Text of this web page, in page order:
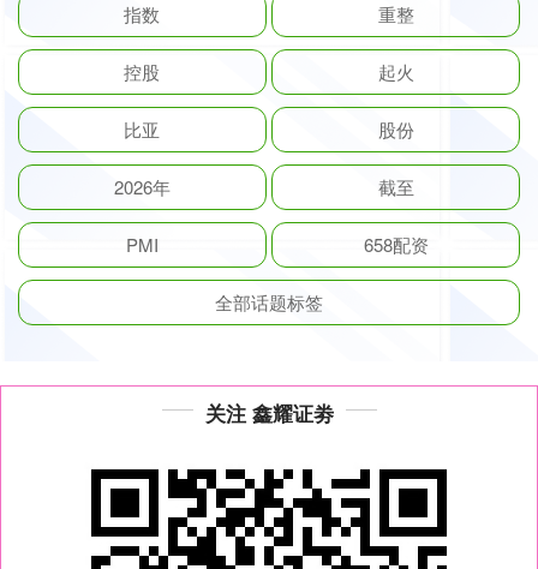
指数 重整
控股 起火
比亚 股份
2026年 截至
PMI 658配资
全部话题标签
关注 鑫耀证劵